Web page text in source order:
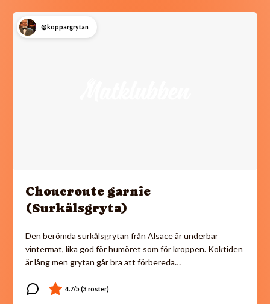
@koppargrytan
Choucroute garnie
(Surkålsgryta)
Den berömda surkålsgrytan från Alsace är underbar
vintermat, lika god för humöret som för kroppen. Koktiden
är lång men grytan går bra att förbereda…